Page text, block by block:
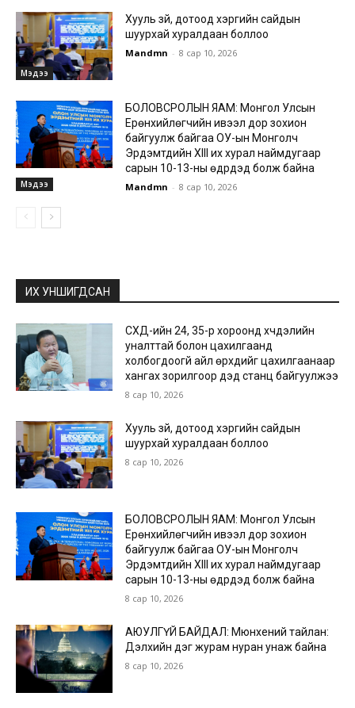
Мэдээ
Хууль зүй, дотоод хэргийн сайдын
шуурхай хуралдаан боллоо
Mandmn - 8 сар 10, 2026
Мэдээ
БОЛОВСРОЛЫН ЯАМ: Монгол Улсын
Ерөнхийлөгчийн ивээл дор зохион
байгуулж байгаа ОУ-ын Монголч
Эрдэмтдийн XIII их хурал наймдугаар
сарын 10-13-ны өдрүүдэд болж байна
Mandmn - 8 сар 10, 2026
ИХ УНШИГДСАН
СХД-ийн 24, 35-р хороонд хүчдэлийн
уналттай болон цахилгаанд
холбогдоогүй айл өрхүүдийг цахилгаанаар
хангах зорилгоор дэд станц байгуулжээ
8 сар 10, 2026
Хууль зүй, дотоод хэргийн сайдын
шуурхай хуралдаан боллоо
8 сар 10, 2026
БОЛОВСРОЛЫН ЯАМ: Монгол Улсын
Ерөнхийлөгчийн ивээл дор зохион
байгуулж байгаа ОУ-ын Монголч
Эрдэмтдийн XIII их хурал наймдугаар
сарын 10-13-ны өдрүүдэд болж байна
8 сар 10, 2026
АЮУЛГҮЙ БАЙДАЛ: Мюнхений тайлан:
Дэлхийн дэг журам нуран унаж байна
8 сар 10, 2026